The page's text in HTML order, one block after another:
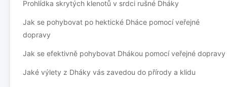
Prohlídka skrytých klenotů v srdci rušné Dháky
Jak se pohybovat po hektické Dháce pomocí veřejné
dopravy
Jak se efektivně pohybovat Dhákou pomocí veřejné dopravy
Jaké výlety z Dháky vás zavedou do přírody a klidu